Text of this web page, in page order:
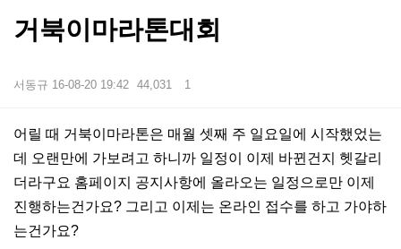
거북이마라톤대회
서동규 16-08-20 19:42 44,031 1
본문
어릴 때 거북이마라톤은 매월 셋째 주 일요일에 시작했었는
데 오랜만에 가보려고 하니까 일정이 이제 바뀐건지 헷갈리
더라구요 홈페이지 공지사항에 올라오는 일정으로만 이제
진행하는건가요? 그리고 이제는 온라인 접수를 하고 가야하
는건가요?